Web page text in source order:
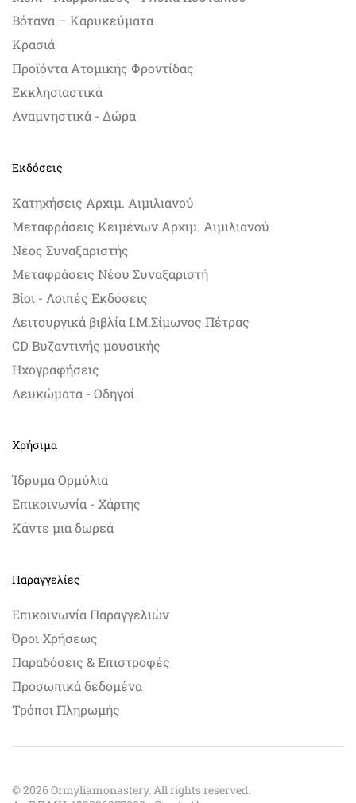
Βότανα – Καρυκεύματα
Κρασιά
Προϊόντα Ατομικής Φροντίδας
Εκκλησιαστικά
Αναμνηστικά - Δώρα
Εκδόσεις
Κατηχήσεις Αρχιμ. Αιμιλιανού
Μεταφράσεις Κειμένων Αρχιμ. Αιμιλιανού
Νέος Συναξαριστής
Μεταφράσεις Νέου Συναξαριστή
Βίοι - Λοιπές Εκδόσεις
Λειτουργικά βιβλία Ι.Μ.Σίμωνος Πέτρας
CD Βυζαντινής μουσικής
Ηχογραφήσεις
Λευκώματα - Οδηγοί
Χρήσιμα
Ίδρυμα Ορμύλια
Επικοινωνία - Χάρτης
Κάντε μια δωρεά
Παραγγελίες
Επικοινωνία Παραγγελιών
Όροι Χρήσεως
Παραδόσεις & Επιστροφές
Προσωπικά δεδομένα
Τρόποι Πληρωμής
©2026Ormyliamonastery. All rights reserved.